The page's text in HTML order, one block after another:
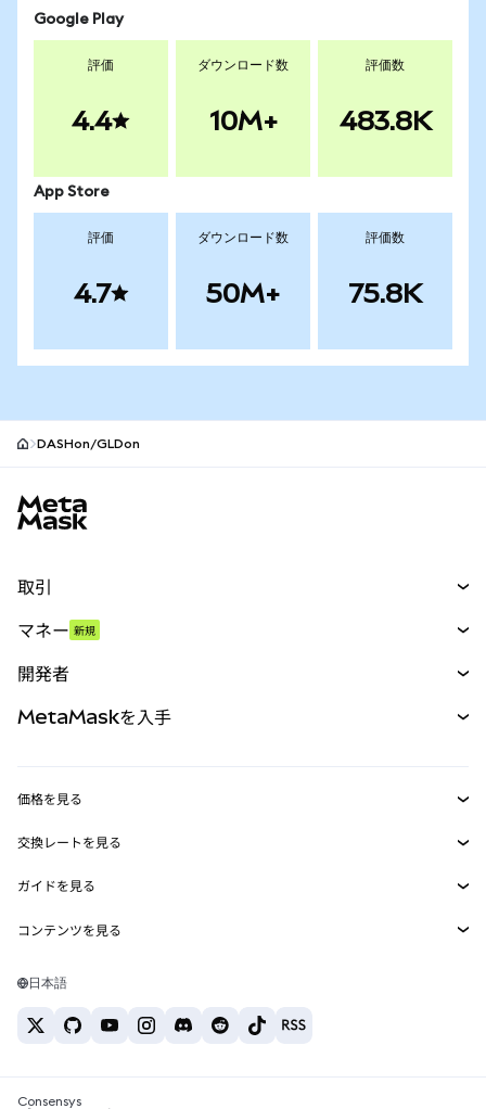
Google Play
評価
4.4
ダウンロード数
10M+
評価数
483.8K
App Store
評価
4.7
ダウンロード数
50M+
評価数
75.8K
DASHon/GLDon
取引
パーペチュアル
RWA
マネー 新規
開発者
MetaMask Connect
Snaps
Web3サービス
MetaMaskを入手
セキュリティ
サポート
キャリア
お問い合わせ
価格を見る
イーサリアムの価格
Solanaの価格
Tetherの価格
交換レートを見る
ETH→USD
USDT→INR
BTC→INR
ETH→USDT
ガイドを見る
ETHの購入
USDTの購入
SHIBの購入
コンテンツを見る
Solanaウォレット
日本語
Consensys